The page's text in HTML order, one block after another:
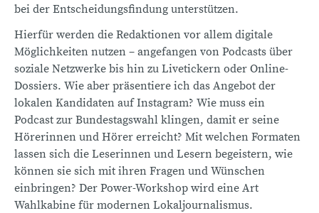
bei der Entscheidungsfindung unterstützen.
Hierfür werden die Redaktionen vor allem digitale
Möglichkeiten nutzen – angefangen von Podcasts über
soziale Netzwerke bis hin zu Livetickern oder Online-
Dossiers. Wie aber präsentiere ich das Angebot der
lokalen Kandidaten auf Instagram? Wie muss ein
Podcast zur Bundestagswahl klingen, damit er seine
Hörerinnen und Hörer erreicht? Mit welchen Formaten
lassen sich die Leserinnen und Lesern begeistern, wie
können sie sich mit ihren Fragen und Wünschen
einbringen? Der Power-Workshop wird eine Art
Wahlkabine für modernen Lokaljournalismus.